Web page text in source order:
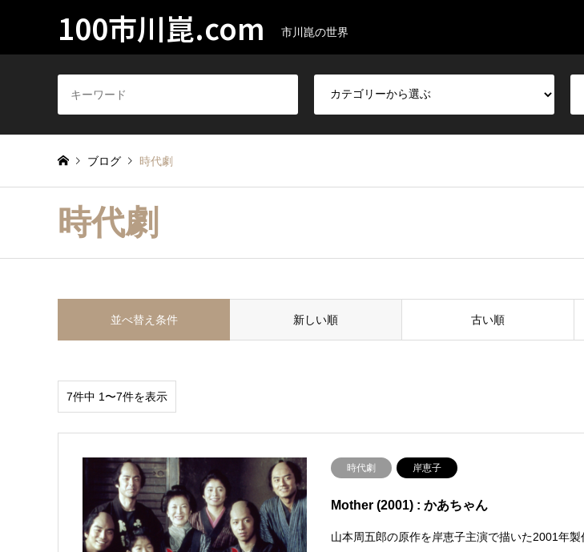
100市川崑.com 市川崑の世界
ブログ 時代劇
時代劇
並べ替え条件 新しい順 古い順
7件中 1〜7件を表示
時代劇 岸恵子
Mother (2001) : かあちゃん
山本周五郎の原作を岸恵子主演で描いた2001年